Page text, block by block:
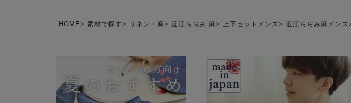
HOME 素材で探す リネン・麻 近江ちぢみ 麻 上下セットメンズ 近江ちぢみ麻メン